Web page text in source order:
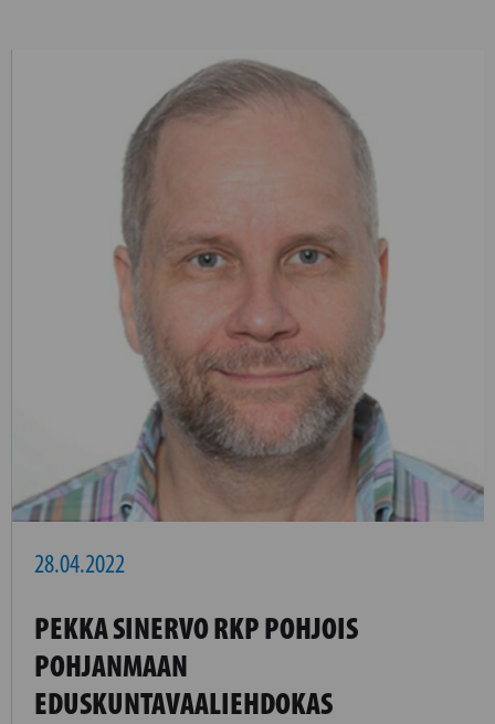
28.04.2022
PEKKA SINERVO RKP POHJOIS
POHJANMAAN
EDUSKUNTAVAALIEHDOKAS